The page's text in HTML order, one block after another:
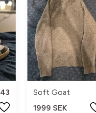
43
Soft Goat
1999 SEK